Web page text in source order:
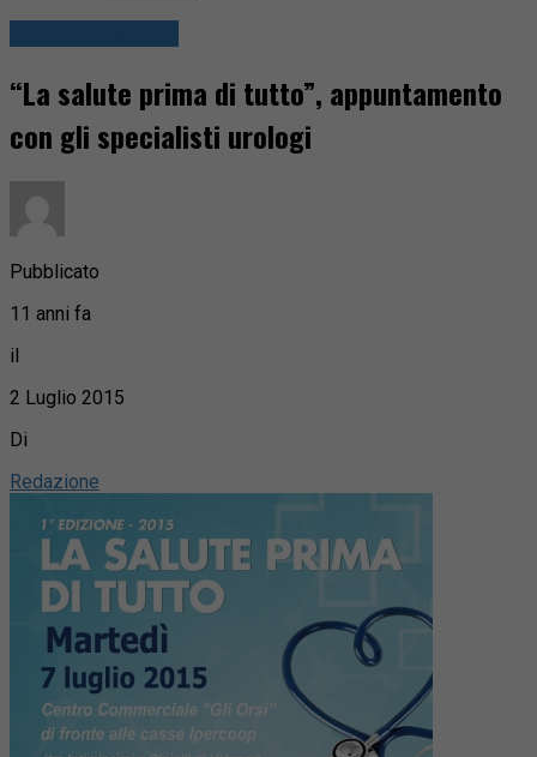
“La salute prima di tutto”, appuntamento
con gli specialisti urologi
Pubblicato
11 anni fa
il
2 Luglio 2015
Di
Redazione